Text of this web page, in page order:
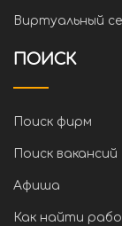
Виртуальный
ПОИСК
Поиск фирм
Поиск вакансий
Афиша
Как найти